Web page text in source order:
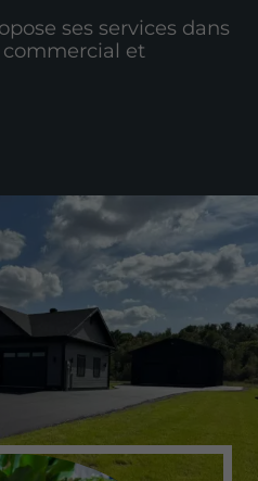
ses services dans
commercial et